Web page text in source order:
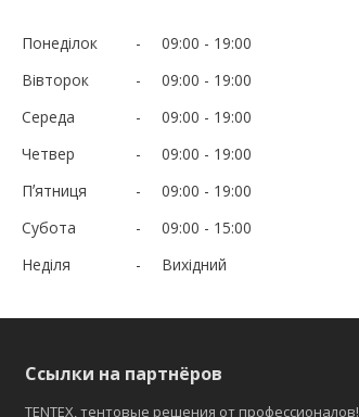
Понеділок 09:00
19:00
Вівторок
09:00
19:00
Середа
09:00
19:00
Четвер
09:00
19:00
Пʼятниця
09:00
19:00
Субота
09:00
15:00
Неділя
Вихідний
Ссылки на партнёров
TENTEX, тентовые решения от профессионалов!